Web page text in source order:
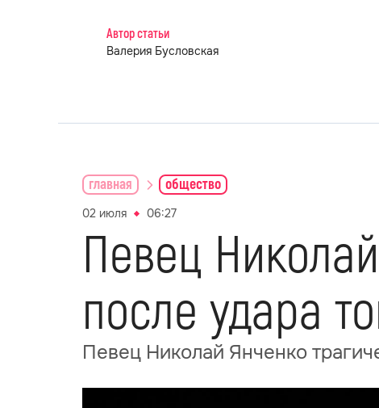
Автор статьи
Валерия Бусловская
главная общество
02 июля 06:27
Певец
после удара
Певец Николай Янченко